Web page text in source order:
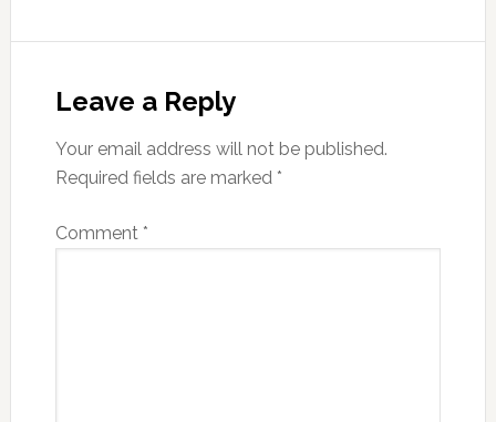
Interactions
Leave a Reply
Your email address will not be published.
Required fields are marked *
Comment *